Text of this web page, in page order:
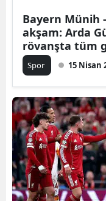
Bayern Münih
akşam: Arda
rövanşta tüm
Spor 15 Nisan